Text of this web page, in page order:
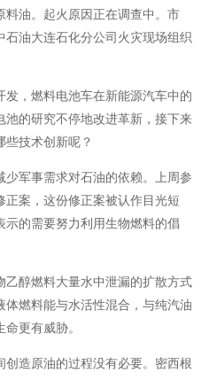
油。起火原因正在调查中。市
油大连石化分公司火灾现场组织
，燃料电池车在新能源汽车中的
的研究不停地改进革新，接下来
些技术创新呢？
军事需求对石油的依赖。上周参
案，这份修正案被认作目光短
的需要努力利用生物燃料的倡
醇燃料大量水中泄漏的扩散方式
燃料能与水活性混合，与纯汽油
更有威胁。
造原油的过程没有必要。密西根